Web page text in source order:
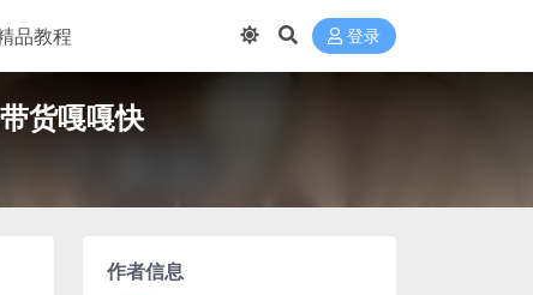
品教程 登录
货嘎嘎快
作者信息